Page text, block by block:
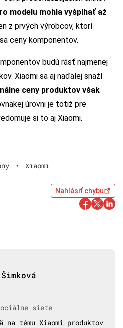
modelu mohla vyšplhať až
z prvých výrobcov, ktorí
ceny komponentov.
budú rásť najmenej
Xiaomi sa aj naďalej snaží
ceny produktov však
úrovni je totiž pre
si to aj Xiaomi.
• Xiaomi
Nahlásiť chybu
siete
na tému Xiaomi produktov